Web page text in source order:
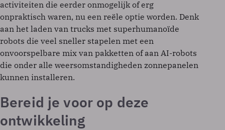
activiteiten die eerder onmogelijk of erg
onpraktisch waren, nu een reële optie worden. Denk
aan het laden van trucks met superhumanoïde
robots die veel sneller stapelen met een
onvoorspelbare mix van pakketten of aan AI-robots
die onder alle weersomstandigheden zonnepanelen
kunnen installeren.
Bereid je voor op deze
ontwikkeling